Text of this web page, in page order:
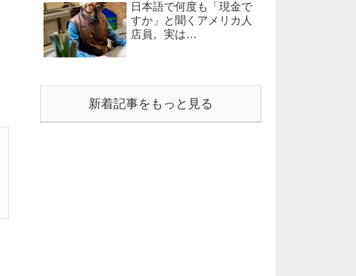
日本語で何度も「現金で
すか」と聞くアメリカ人
店員。実は…
新着記事をもっと見る